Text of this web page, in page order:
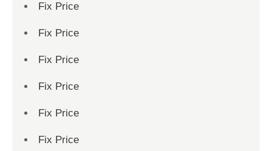
Fix Price
Fix Price
Fix Price
Fix Price
Fix Price
Fix Price